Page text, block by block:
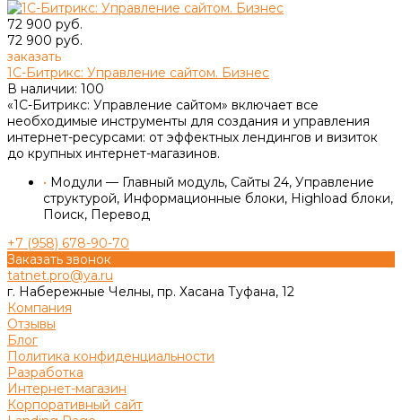
72 900 руб.
72 900 руб.
заказать
1С-Битрикс: Управление сайтом. Бизнес
В наличии: 100
«1С-Битрикс: Управление сайтом» включает все
необходимые инструменты для создания и управления
интернет-ресурсами: от эффектных лендингов и визиток
до крупных интернет-магазинов.
• Модули — Главный модуль, Сайты 24, Управление
структурой, Информационные блоки, Highload блоки,
Поиск, Перевод
+7 (958) 678-90-70
Заказать звонок
tatnet.pro@ya.ru
г. Набережные Челны, пр. Хасана Туфана, 12
Компания
Отзывы
Блог
Политика конфиденциальности
Разработка
Интернет-магазин
Корпоративный сайт